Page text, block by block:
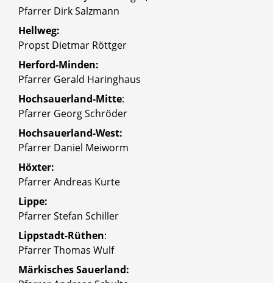
Pfarrer Dirk Salzmann
Hellweg:
Propst Dietmar Röttger
Herford-Minden:
Pfarrer Gerald Haringhaus
Hochsauerland-Mitte:
Pfarrer Georg Schröder
Hochsauerland-West:
Pfarrer Daniel Meiworm
Höxter:
Pfarrer Andreas Kurte
Lippe:
Pfarrer Stefan Schiller
Lippstadt-Rüthen:
Pfarrer Thomas Wulf
Märkisches Sauerland: